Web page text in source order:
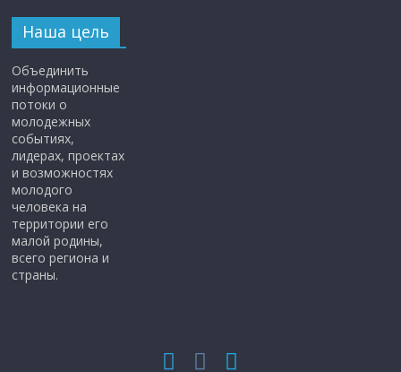
Наша цель
Объединить
информационные
потоки о
молодежных
событиях,
лидерах, проектах
и возможностях
молодого
человека на
территории его
малой родины,
всего региона и
страны.